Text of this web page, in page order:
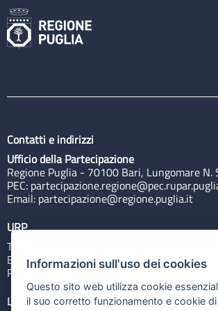
Contatti e indirizzi
Ufficio della Partecipazione
Regione Puglia - 70100 Bari, Lungomare N.
PEC:
Email: partecipazione@regione.puglia.it
URP
Tel: 800713939
Email:quiregione@regione.puglia.it
Rubrica
Link utili
Informazioni sull'uso dei cookies
Questo sito web utilizza cookie
il suo corretto funzionamento e cookie